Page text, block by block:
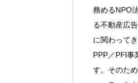
務めるNPO
る不動産広
に関わって
PPP／PFI事
す。そのた